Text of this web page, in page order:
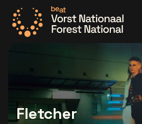
Fletcher